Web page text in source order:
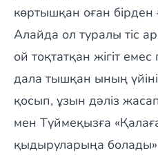
көртышқан оған
Алайда ол туралы тіс
ой тоқтатқан жігіт
дала тышқан ының
қосып, ұзын дәліз
мен Түймеқызға
қыдыруларыңа болады»